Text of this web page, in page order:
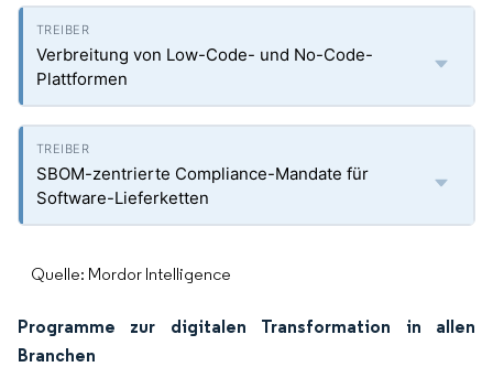
Verbreitung von Low-Code- und No-Code-
Plattformen
SBOM-zentrierte Compliance-Mandate für
Software-Lieferketten
Quelle: Mordor Intelligence
Programme zur digitalen Transformation in allen
Branchen